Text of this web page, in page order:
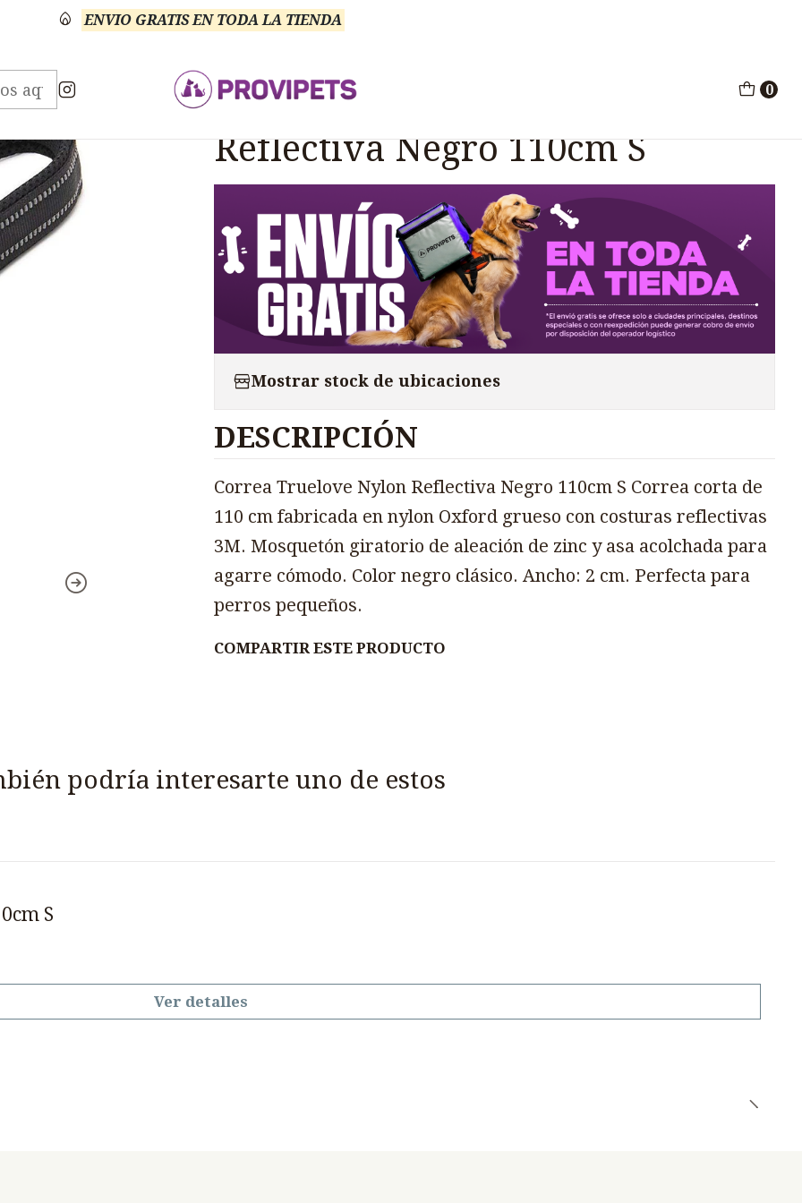
0
ENVIO GRATIS EN TODA LA TIENDA
TRUELOVE Correa Truelove Nylon Reflectiva Negro 110cm S
Correa Truelove Nylon
Reflectiva Negro 110cm S
Mostrar stock de ubicaciones
DESCRIPCIÓN
Correa Truelove Nylon Reflectiva Negro 110cm S Correa corta de
110 cm fabricada en nylon Oxford grueso con costuras reflectivas
3M. Mosquetón giratorio de aleación de zinc y asa acolchada para
agarre cómodo. Color negro clásico. Ancho: 2 cm. Perfecta para
perros pequeños.
COMPARTIR ESTE PRODUCTO
podría interesarte uno de estos
S
Ver detalles